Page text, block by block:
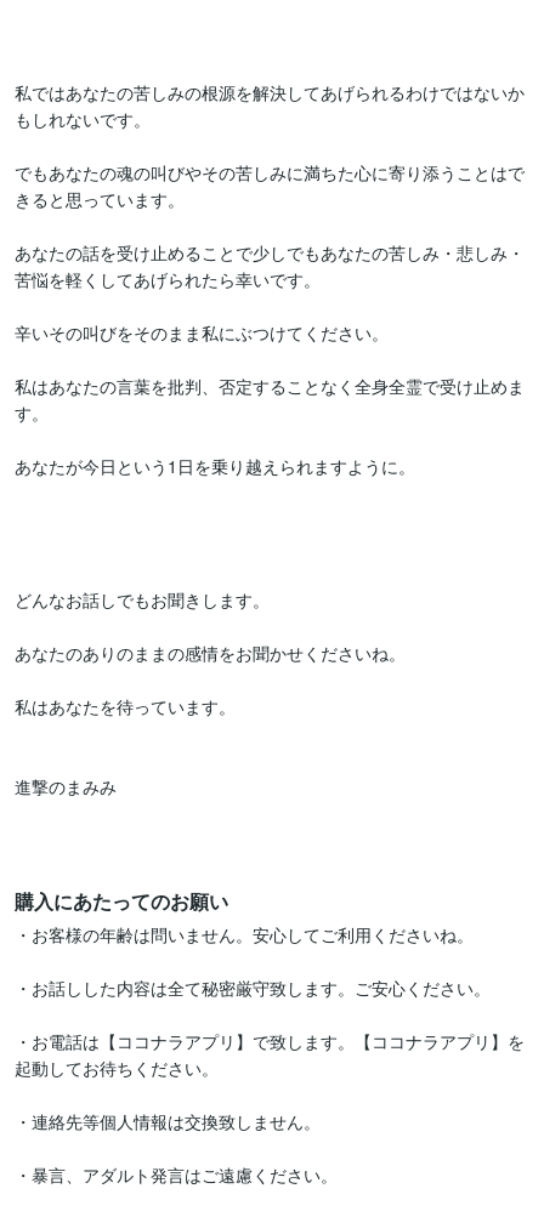
私ではあなたの苦しみの根源を解決してあげられるわけではないか
もしれないです。
でもあなたの魂の叫びやその苦しみに満ちた心に寄り添うことはで
きると思っています。
あなたの話を受け止めることで少しでもあなたの苦しみ・悲しみ・
苦悩を軽くしてあげられたら幸いです。
辛いその叫びをそのまま私にぶつけてください。
私はあなたの言葉を批判、否定することなく全身全霊で受け止めま
す。
あなたが今日という1日を乗り越えられますように。
どんなお話しでもお聞きします。
あなたのありのままの感情をお聞かせくださいね。
私はあなたを待っています。
進撃のまみみ
購入にあたってのお願い
・お客様の年齢は問いません。安心してご利用くださいね。
・お話しした内容は全て秘密厳守致します。ご安心ください。
・お電話は【ココナラアプリ】で致します。【ココナラアプリ】を
起動してお待ちください。
・連絡先等個人情報は交換致しません。
・暴言、アダルト発言はご遠慮ください。